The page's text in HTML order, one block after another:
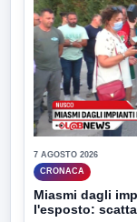
7 AGOSTO 2026
CRONACA
Miasmi dagli
l'esposto: